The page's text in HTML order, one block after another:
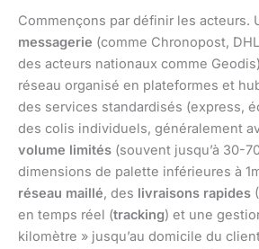
Commençons par définir les acteurs.
messagerie (comme Chronopost,
des acteurs nationaux comme
réseau organisé en plateformes et
des services standardisés (express,
des colis individuels, généralement
volume limités (souvent jusqu’à 30-
dimensions de palette inférieures à
réseau maillé, des livraisons rapides
en temps réel (tracking) et une
kilomètre » jusqu’au domicile du